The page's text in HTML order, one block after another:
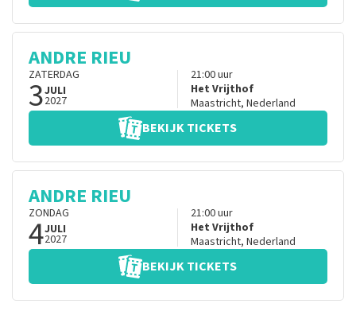
ANDRE RIEU
ZATERDAG
3JULI
2027
21:00uur
Het Vrijthof
Maastricht, Nederland
BEKIJK TICKETS
ANDRE RIEU
ZONDAG
4JULI
2027
21:00uur
Het Vrijthof
Maastricht, Nederland
BEKIJK TICKETS